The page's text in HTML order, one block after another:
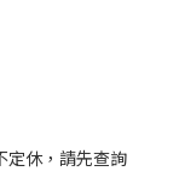
定休，請先查詢